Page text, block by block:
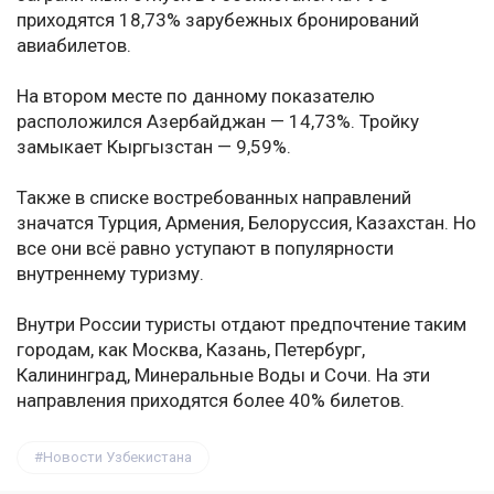
приходятся 18,73% зарубежных бронирований
авиабилетов.
На втором месте по данному показателю
расположился Азербайджан — 14,73%. Тройку
замыкает Кыргызстан — 9,59%.
Также в списке востребованных направлений
значатся Турция, Армения, Белоруссия, Казахстан. Но
все они всё равно уступают в популярности
внутреннему туризму.
Внутри России туристы отдают предпочтение таким
городам, как Москва, Казань, Петербург,
Калининград, Минеральные Воды и Сочи. На эти
направления приходятся более 40% билетов.
Новости Узбекистана